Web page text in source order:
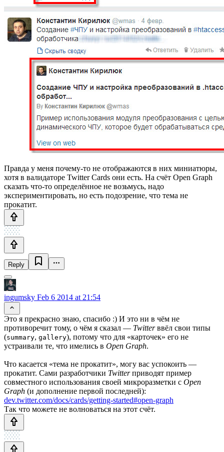
Правда у меня почему-то не отображаются в них миниатюры,
хотя в валидаторе Twitter Cards они есть. На счёт Open Graph
сказать что-то определённое не возьмусь, надо
экспериментировать, но есть подозрение, что тема не
прокатит.
Reply
ingumsky Feb 6 2014 at 21:54
Это я прекрасно знаю, спасибо :) И это ни в чём не
противоречит тому, о чём я сказал — Twitterввёл свои типы
(summary, gallery), потому что для «карточек» его не
устраивали те, что имелись в Open Graph.
Что касается «тема не прокатит», могу вас успокоить —
прокатит. Сами разработчики Twitterприводят пример
совместного использования своей микроразметки c Open
Graph (и дополнение первой последней):
dev.twitter.com/docs/cards/getting-started#open-graph
Так что можете не волноваться на этот счёт.